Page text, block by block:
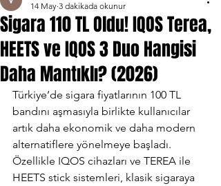
Sigara 110 TL Oldu! IQOS Terea,
HEETS ve IQOS 3 Duo Hangisi
Daha Mantıklı? (2026)
14 May 3 dakikada okunur
Türkiye’de sigara fiyatlarının 100 TL
bandını aşmasıyla birlikte kullanıcılar
artık daha ekonomik ve daha modern
alternatiflere yönelmeye başladı.
Özellikle IQOS cihazları ve TEREA ile
HEETS stick sistemleri, klasik sigaraya